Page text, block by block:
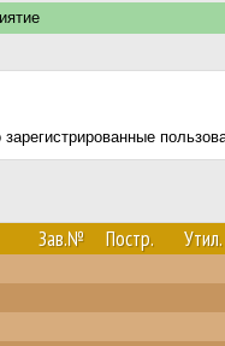
Зав.№ Постр. Утил.